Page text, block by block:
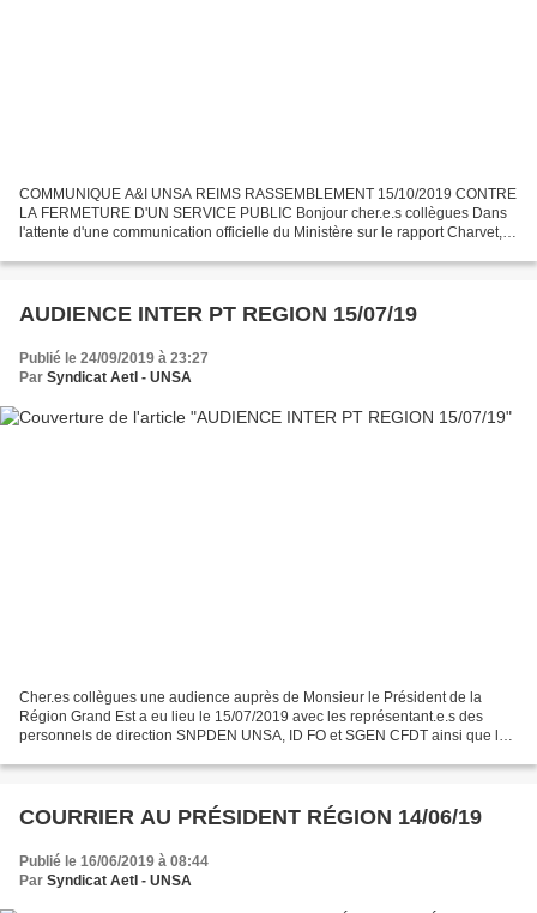
COMMUNIQUE A&I UNSA REIMS RASSEMBLEMENT 15/10/2019 CONTRE
LA FERMETURE D'UN SERVICE PUBLIC Bonjour cher.e.s collègues Dans
l'attente d'une communication officielle du Ministère sur le rapport Charvet,
AUDIENCE INTER PT REGION 15/07/19
Publié le 24/09/2019 à 23:27
Par Syndicat AetI - UNSA
Cher.es collègues une audience auprès de Monsieur le Président de la
Région Grand Est a eu lieu le 15/07/2019 avec les représentant.e.s des
personnels de direction SNPDEN UNSA, ID FO et SGEN CFDT ainsi que les
COURRIER AU PRÉSIDENT RÉGION 14/06/19
Publié le 16/06/2019 à 08:44
Par Syndicat AetI - UNSA